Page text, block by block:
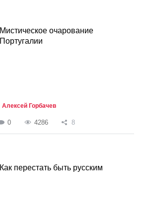
Мистическое очарование
Португалии
Алексей Горбачев
0 4286 8
Как перестать быть русским